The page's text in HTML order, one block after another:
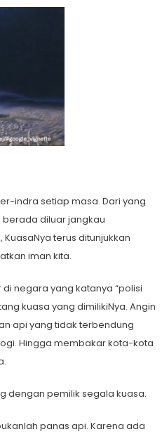
indra setiap masa. Dari yang
diluar jangkau
terus ditunjukkan
iman kita.
negara yang katanya “polisi
kuasa yang dimilikiNya. Angin
api yang tidak terbendung
Hingga membakar kota-kota
dengan pemilik segala kuasa.
panas api. Karena ada